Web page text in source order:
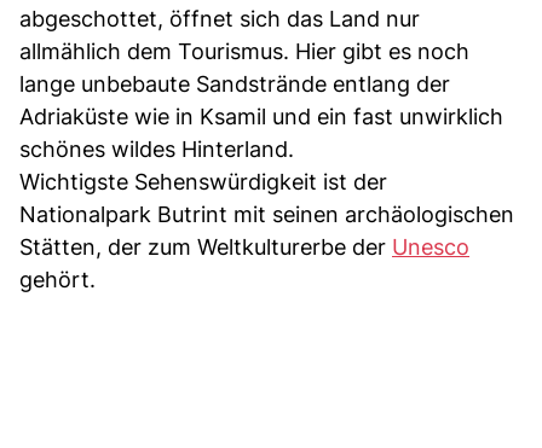
abgeschottet, öffnet sich das Land nur
allmählich dem Tourismus. Hier gibt es noch
lange unbebaute Sandstrände entlang der
Adriaküste wie in Ksamil und ein fast unwirklich
schönes wildes Hinterland.
Wichtigste Sehenswürdigkeit ist der
Nationalpark Butrint mit seinen archäologischen
Stätten, der zum Weltkulturerbe der Unesco
gehört.